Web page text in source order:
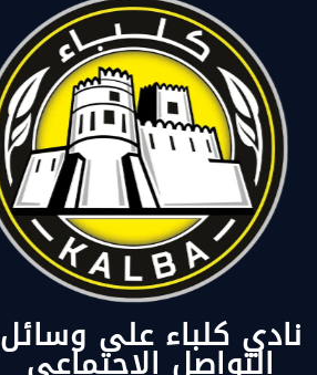
نادي كلباء على وسائل
التواصل الاجتماعي